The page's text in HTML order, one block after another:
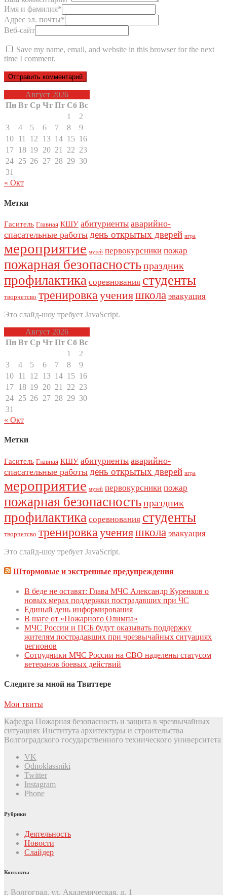
Имя и фамилия*
Адрес эл. почты*
Веб-сайт
Save my name, email, and website in this browser for the next
time I comment.
Август 2026
Пн Вт Ср Чт Пт Сб Вс
1
2
3
4 5 6 7 8
9
10 11 12 13 14 15 16
17 18 19 20 21 22 23
24 25 26 27 28 29 30
31
« Окт
Метки
Гаситель Главная КШУ абитуриенты аварийно-
спасательные работы день открытых дверей игра
мероприятие музей первокурсники пожар
пожарная безопасностьпраздник
профилактика соревнования студенты
творчетсво тренировка ученияшкола эвакуация
Это слайд-шоу требует JavaScript.
Август 2026
Пн Вт Ср Чт Пт Сб Вс
1
2
3
4 5 6 7 8
9
10 11 12 13 14 15 16
17 18 19 20 21 22 23
24 25 26 27 28 29 30
31
« Окт
Метки
Гаситель Главная КШУ абитуриенты аварийно-
спасательные работы день открытых дверей игра
мероприятие музей первокурсники пожар
пожарная безопасностьпраздник
профилактика соревнования студенты
творчетсво тренировка ученияшкола эвакуация
Это слайд-шоу требует JavaScript.
Штормовые и экстренные предупреждения
В беде не оставят: Глава МЧС Александр Куренков о
новых мерах поддержки пострадавших при ЧС
Единый день инфoрмирoвания
В шаге от «Пожарного Олимпа»
МЧС России и ПСБ будут оказывать поддержку
жителям пострадавших при чрезвычайных ситуациях
регионов
Сотрудники МЧС России на СВО наделены статусом
ветеранов боевых действий
Следите за мной на Твиттере
Мои твиты
Кафедра Пожарная безопасность и защита в чрезвычайных
ситуациях Института архитектуры и строительства
Волгоградского государственного технического университета
VK
Odnoklassniki
Twitter
Instagram
Phone
Рубрики
Деятельность
Новости
Слайдер
Контакты
г. Волгоград, ул. Академическая, д. 1